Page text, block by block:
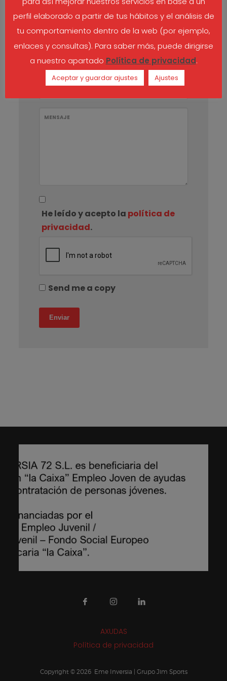
CONSULTA
NOMBRE
EMAIL
MENSAJE
He leído y acepto la política de
privacidad.
Send me a copy
Enviar
AXUDAS
Política de privacidad
Copyright © 2026 Eme Inversia | Grupo Jim Sports
perfil elaborado a partir de tus hábitos y el análisis de
tu comportamiento dentro de la web (por ejemplo,
enlaces y consultas). Para saber más, puede dirigirse
a nuestro apartado Política de privacidad.
Aceptar y guardar ajustes Ajustes